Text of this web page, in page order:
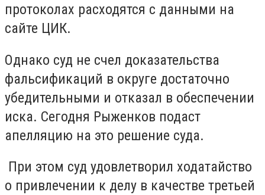
протоколах расходятся с данными на
сайте ЦИК.
Однако суд не счел доказательства
фальсификаций в округе достаточно
убедительными и отказал в обеспечении
иска. Сегодня Рыженков подаст
апелляцию на это решение суда.
При этом суд удовлетворил ходатайство
о привлечении к делу в качестве третьей